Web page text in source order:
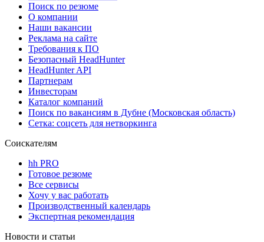
Поиск по резюме
О компании
Наши вакансии
Реклама на сайте
Требования к ПО
Безопасный HeadHunter
HeadHunter API
Партнерам
Инвесторам
Каталог компаний
Поиск по вакансиям в Дубне (Московская область)
Сетка: соцсеть для нетворкинга
Соискателям
hh PRO
Готовое резюме
Все сервисы
Хочу у вас работать
Производственный календарь
Экспертная рекомендация
Новости и статьи